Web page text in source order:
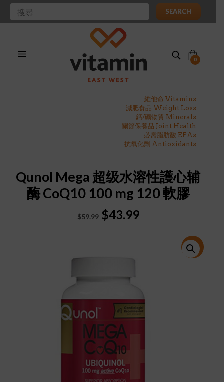
SEARCH
0
維他命 Vitamins
減肥食品 Weight Loss
鈣/礦物質 Minerals
關節保養品 Joint Health
必需脂肪酸 EFAs
抗氧化劑 Antioxidants
Qunol Mega 超级水溶性護心辅
酶 CoQ10 100 mg 120 軟膠
$59.99 Original
$43.99Current
特價!